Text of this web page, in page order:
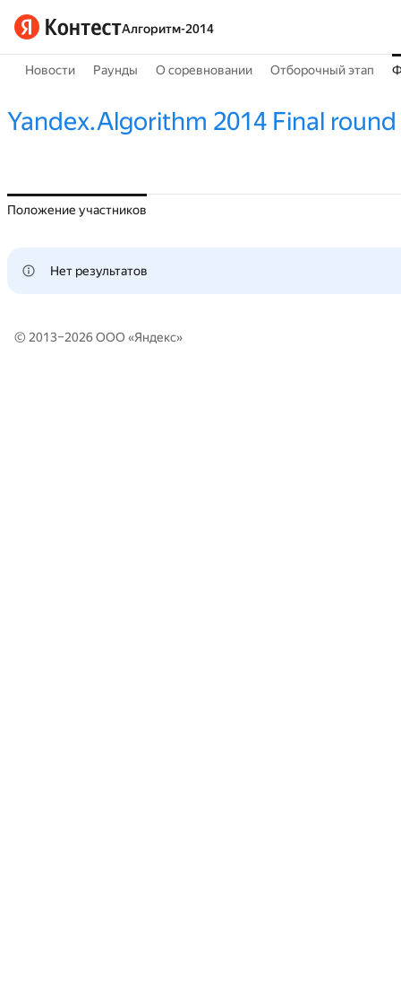
Алгоритм-2014
Новости Раунды О соревновании Отборочный этап
Yandex.Algorithm 2014 Final round
Положение участников
Нет результатов
© 2013–2026 ООО «Яндекс»